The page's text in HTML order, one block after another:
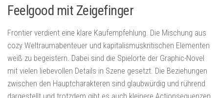
Feelgood mit Zeigefinger
Frontier verdient eine klare Kaufempfehlung. Die Mischung aus
cozy Weltraumabenteuer und kapitalismuskritischen Elementen
weiß zu begeistern. Dabei sind die Spielorte der Graphic-Novel
mit vielen liebevollen Details in Szene gesetzt. Die Beziehungen
zwischen den Hauptcharakteren sind glaubwürdig und rührend